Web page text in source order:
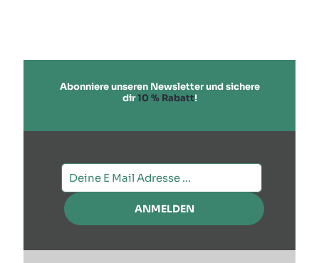
Abonniere unseren Newsletter und sichere
dir10 % Rabatt!